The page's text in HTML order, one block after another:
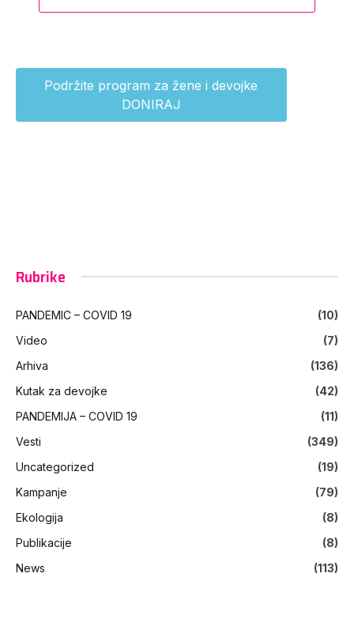
Podržite program za žene i devojke
DONIRAJ
Rubrike
PANDEMIC – COVID 19
(10)
Video
(7)
Arhiva
(136)
Kutak za devojke
(42)
PANDEMIJA – COVID 19
(11)
Vesti
(349)
Uncategorized
(19)
Kampanje
(79)
Ekologija
(8)
Publikacije
(8)
News
(113)